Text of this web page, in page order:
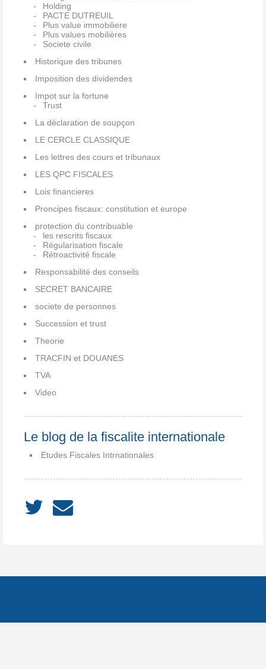
Holding
PACTE DUTREUIL
Plus value immobiliere
Plus values mobilières
Societe civile
Historique des tribunes
Imposition des dividendes
Impot sur la fortune
Trust
La déclaration de soupçon
LE CERCLE CLASSIQUE
Les lettres des cours et tribunaux
LES QPC FISCALES
Lois financieres
Proncipes fiscaux: constitution et europe
protection du contribuable
les rescrits fiscaux
Régularisation fiscale
Rétroactivité fiscale
Responsabilité des conseils
SECRET BANCAIRE
societe de personnes
Succession et trust
Theorie
TRACFIN et DOUANES
TVA
Video
Le blog de la fiscalite internationale
Etudes Fiscales Intrnationales